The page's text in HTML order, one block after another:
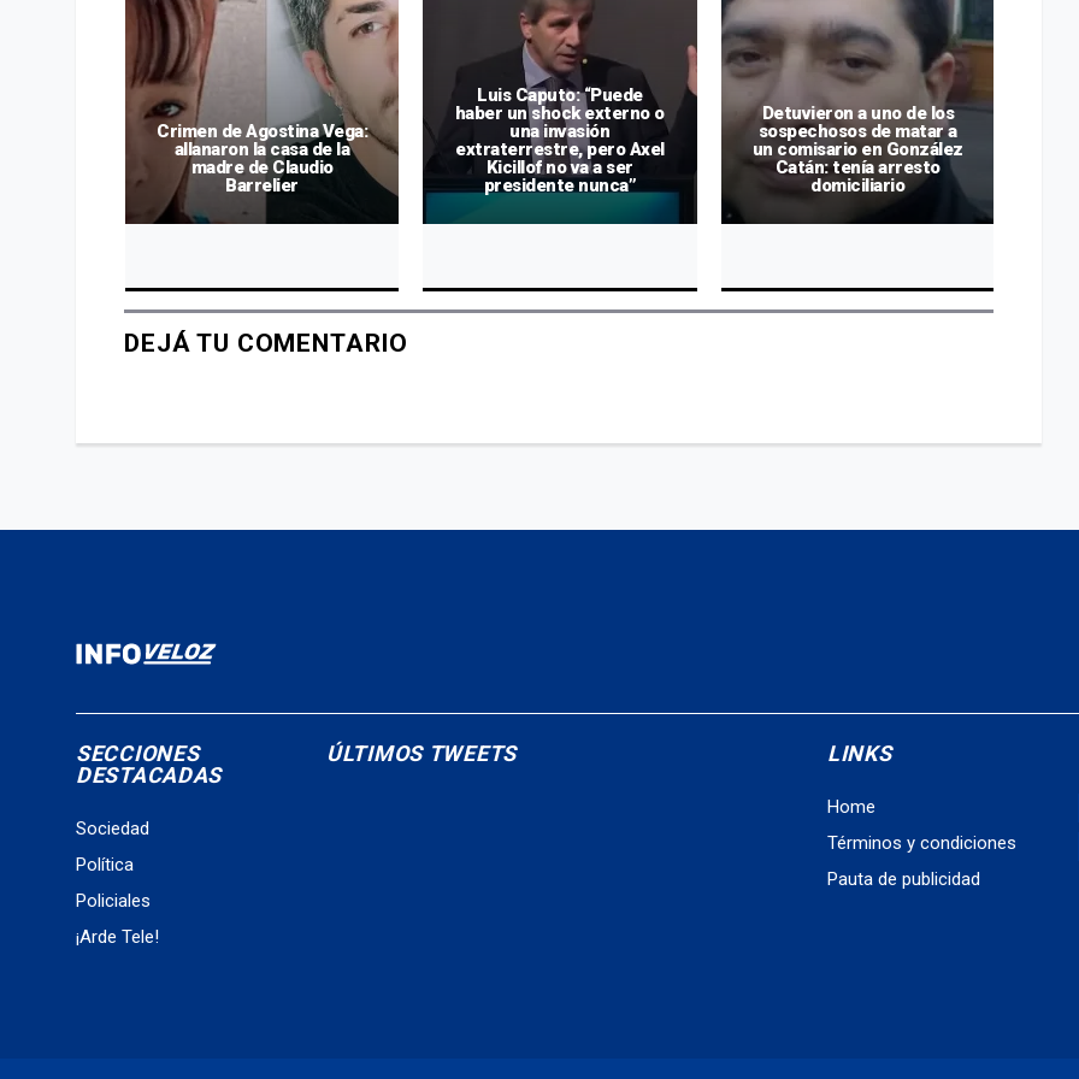
Crimen de Agostina Vega:
allanaron la casa de la
madre de Claudio
Barrelier
Luis Caputo: “Puede
haber un shock externo o
una invasión
extraterrestre, pero Axel
Kicillof no va a ser
presidente nunca”
Detuvieron a uno de los
sospechosos de matar a
un comisario en González
Catán: tenía arresto
domiciliario
DEJÁ TU COMENTARIO
SECCIONES
DESTACADAS
Sociedad
Política
Policiales
¡Arde Tele!
ÚLTIMOS TWEETS LINKS
Home
Términos y condiciones
Pauta de publicidad